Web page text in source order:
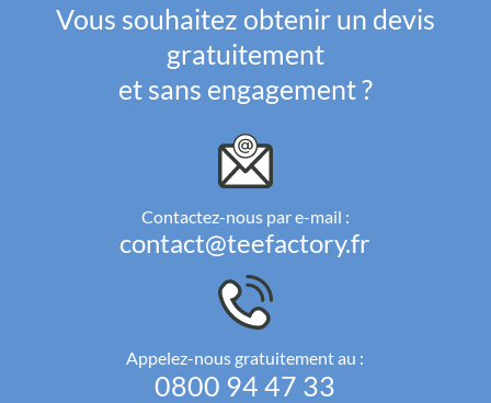
Vous souhaitez obtenir un devis
gratuitement
et sans engagement ?
Contactez-nous par e-mail :
contact@teefactory.fr
Appelez-nous gratuitement au :
0800 94 47 33